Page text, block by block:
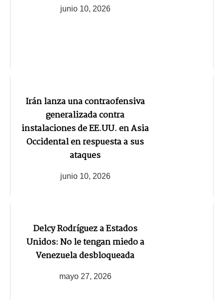
junio 10, 2026
Irán lanza una contraofensiva
generalizada contra
instalaciones de EE.UU. en Asia
Occidental en respuesta a sus
ataques
junio 10, 2026
Delcy Rodríguez a Estados
Unidos: No le tengan miedo a
Venezuela desbloqueada
mayo 27, 2026